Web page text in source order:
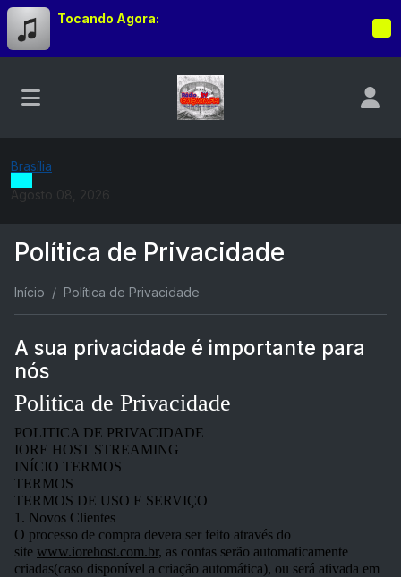
Tocando Agora:
Brasília
Agosto 08, 2026
Política de Privacidade
Início Política de Privacidade
A sua privacidade é importante para
nós
Politica de Privacidade
POLITICA DE PRIVACIDADE
IORE HOST STREAMING
INÍCIO TERMOS
TERMOS
TERMOS DE USO E SERVIÇO
1. Novos Clientes
O processo de compra devera ser feito através do
site www.iorehost.com.br, as contas serão automaticamente
criadas(caso disponível a criação automática), ou será ativada em